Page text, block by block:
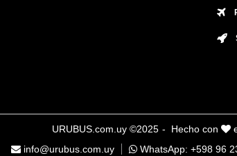
URUBUS.com.uy ©2025 - Hecho con
info@urubus.com.uy
WhatsApp: +598 96